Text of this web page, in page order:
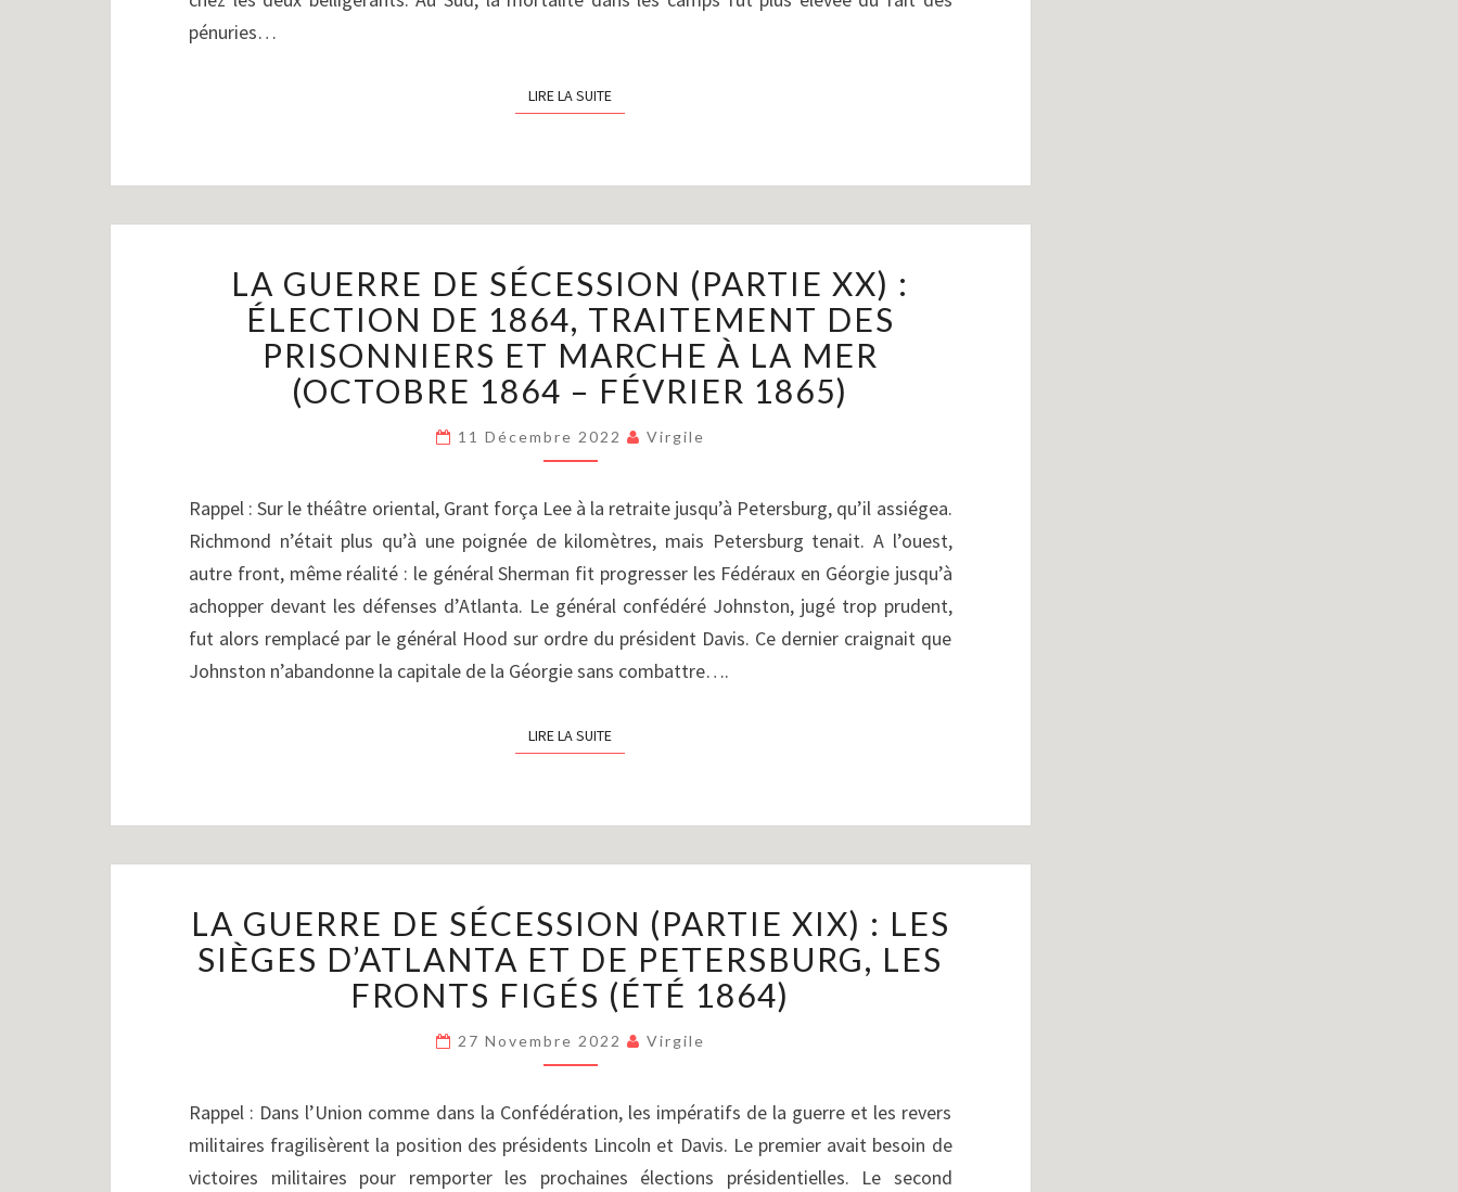
(MARS-
pénuries…
LIRE LA SUITELIRE LA SUITE
GUERRE
DE
SÉCESSION
(PARTIE
XX)
ÉLECTION
1864,
TRAITEMENT
DES
PRISONNIERS
ET
MARCHE
À
(OCTOBRE
FÉVRIER
LA GUERRE DE SÉCESSION (PARTIE XX) :
ÉLECTION DE 1864, TRAITEMENT DES
PRISONNIERS ET MARCHE À LA MER
(OCTOBRE 1864 – FÉVRIER 1865)
11 Décembre 2022 Virgile
Rappel : Sur le théâtre oriental, Grant força Lee à la retraite jusqu’à Petersburg, qu’il assiégea.
Richmond n’était plus qu’à une poignée de kilomètres, mais Petersburg tenait. A l’ouest,
autre front, même réalité : le général Sherman fit progresser les Fédéraux en Géorgie jusqu’à
achopper devant les défenses d’Atlanta. Le général confédéré Johnston, jugé trop prudent,
fut alors remplacé par le général Hood sur ordre du président Davis. Ce dernier craignait que
Johnston n’abandonne la capitale de la Géorgie sans combattre….
LIRE LA SUITELIRE LA SUITE
GUERRE
DE
SÉCESSION
(PARTIE
XIX)
:
SIÈGES
D’ATLANTA
ET
LA GUERRE DE SÉCESSION (PARTIE XIX) : LES
SIÈGES D’ATLANTA ET DE PETERSBURG, LES
FRONTS FIGÉS (ÉTÉ 1864)
27 Novembre 2022 Virgile
Rappel : Dans l’Union comme dans la Confédération, les impératifs de la guerre et les revers
militaires fragilisèrent la position des présidents Lincoln et Davis. Le premier avait besoin de
victoires militaires pour remporter les prochaines élections présidentielles. Le second